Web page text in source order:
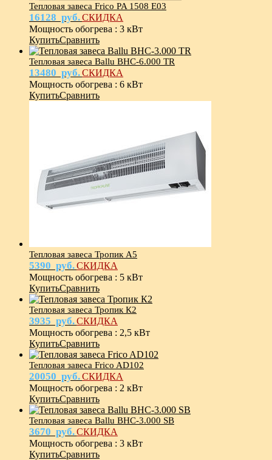
Тепловая завеса Frico PA 1508 E03
16128 руб.СКИДКА
Мощность обогрева : 3 кВт
КупитьСравнить
Тепловая завеса Ballu BHC-6.000 TR
13480 руб.СКИДКА
Мощность обогрева : 6 кВт
КупитьСравнить
Тепловая завеса Тропик А5
5390 руб.СКИДКА
Мощность обогрева : 5 кВт
КупитьСравнить
Тепловая завеса Тропик К2
3935 руб.СКИДКА
Мощность обогрева : 2,5 кВт
КупитьСравнить
Тепловая завеса Frico AD102
20050 руб.СКИДКА
Мощность обогрева : 2 кВт
КупитьСравнить
Тепловая завеса Ballu BHC-3.000 SB
3670 руб.СКИДКА
Мощность обогрева : 3 кВт
КупитьСравнить